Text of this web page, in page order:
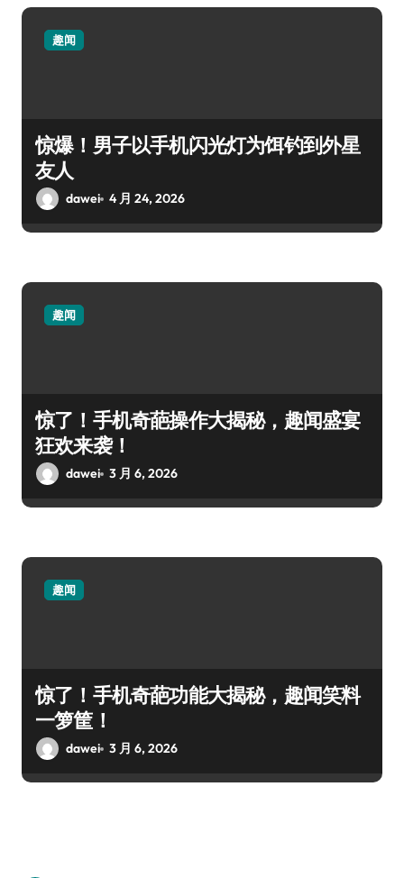
趣闻
惊爆！男子以手机闪光灯为饵钓到外星
友人
dawei 4 月 24, 2026
趣闻
惊了！手机奇葩操作大揭秘，趣闻盛宴
狂欢来袭！
dawei 3 月 6, 2026
趣闻
惊了！手机奇葩功能大揭秘，趣闻笑料
一箩筐！
dawei 3 月 6, 2026